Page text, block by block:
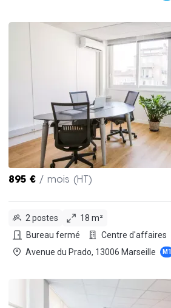
895 € / mois (HT)
2 postes
18 m²
Bureau fermé
Centre d'affaires
Avenue du Prado, 13006 Marseille
M1